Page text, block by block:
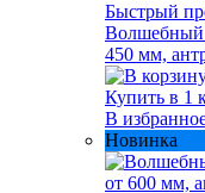
Быстрый
Волшебный
450 мм,
Купить в 1
В
Новинка